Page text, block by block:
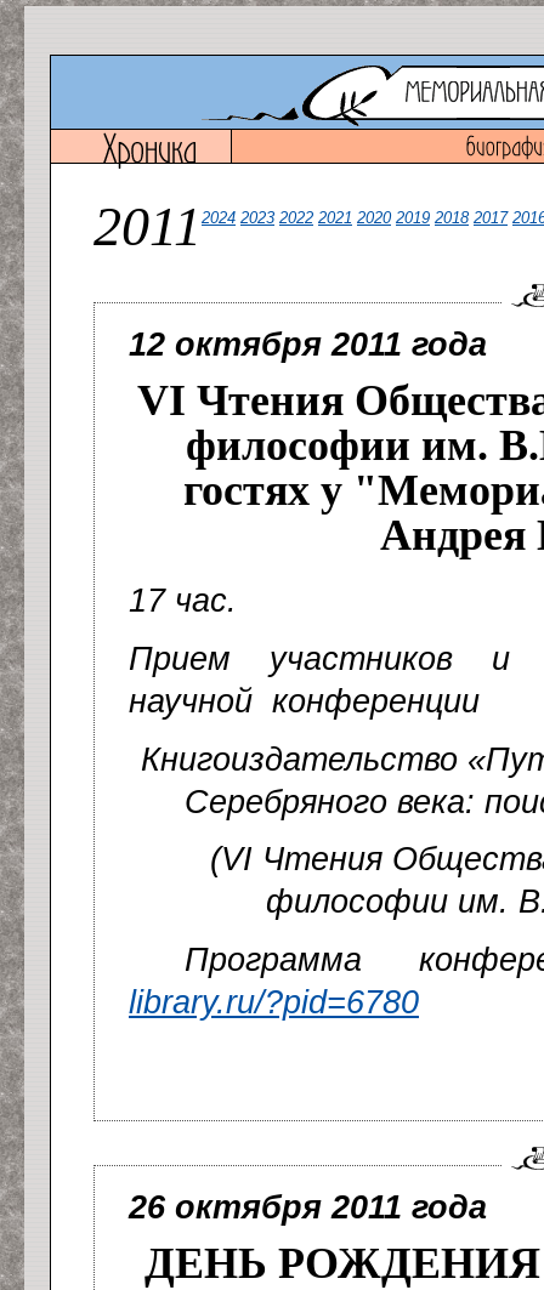
2011 2024 2023 2022 2021 2020 2019 2018 2017
12 октября 2011 года
VI Чтения
философии им.
гостях у
Андрея
17 час.
Прием участников и
научной конференции
Книгоиздательство
Серебряного века:
(VI Чтения
философии им.
Программа
library.ru/?pid=6780
26 октября 2011 года
ДЕНЬ